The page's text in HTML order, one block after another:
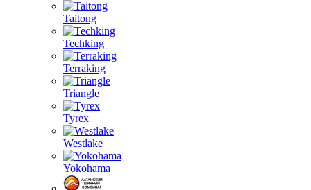
Taitong
Techking
Terraking
Triangle
Tyrex
Westlake
Yokohama